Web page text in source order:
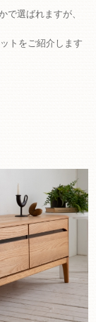
で選ばれますが、
トをご紹介します